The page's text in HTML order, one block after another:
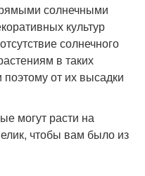
солнечными
культур
солнечного
в таких
от их высадки
могут расти на
чтобы вам было из